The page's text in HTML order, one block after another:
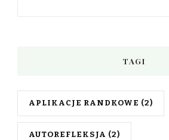
TAGI
APLIKACJE RANDKOWE (2)
AUTOREFLEKSJA (2)